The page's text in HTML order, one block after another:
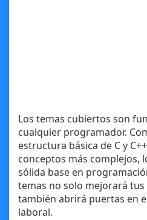
Los temas cubiertos son
cualquier programador.
estructura básica de C y
conceptos más complejos,
sólida base en
temas no solo mejorará
también abrirá puertas en
laboral.